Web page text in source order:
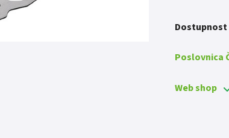
Dostupnost
Poslovnica
Web shop